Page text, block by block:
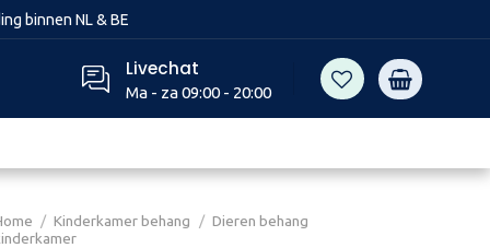
binnen NL & BE
Livechat
Ma - za 09:00 - 20:00
/ Kinderkamer behang / Dieren behang